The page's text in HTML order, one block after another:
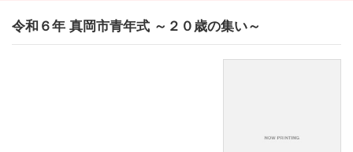
令和６年 真岡市青年式 ～２０歳の集い～